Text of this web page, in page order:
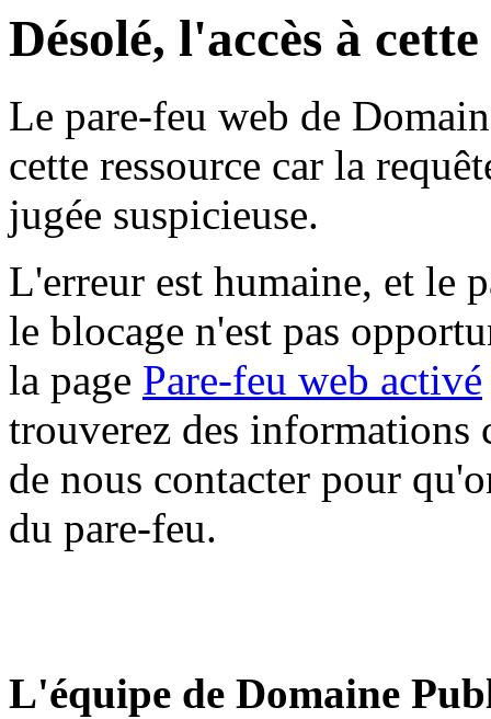
Désolé, l'accès à
Le pare-feu web de
cette ressource car la
jugée suspicieuse.
L'erreur est humaine, et le
le blocage n'est pas
la page Pare-feu web activé
trouverez des informations
de nous contacter pour
du pare-feu.
L'équipe de Domaine